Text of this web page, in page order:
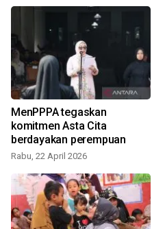
MenPPPA tegaskan
komitmen Asta Cita
berdayakan perempuan
Rabu, 22 April 2026